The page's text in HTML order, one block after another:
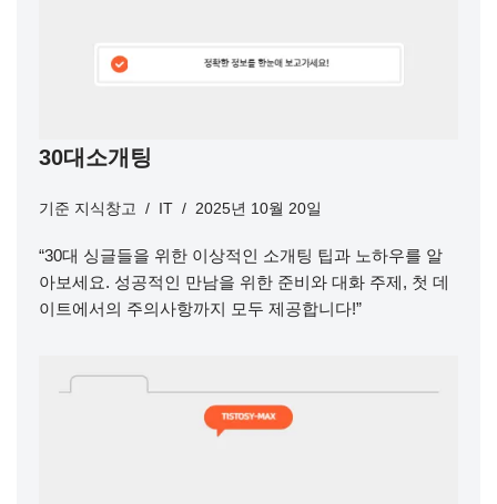
30대소개팅
기준 지식창고 IT 2025년 10월 20일
“30대 싱글들을 위한 이상적인 소개팅 팁과 노하우를 알
아보세요. 성공적인 만남을 위한 준비와 대화 주제, 첫 데
이트에서의 주의사항까지 모두 제공합니다!”